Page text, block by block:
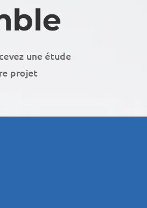
une étude
projet